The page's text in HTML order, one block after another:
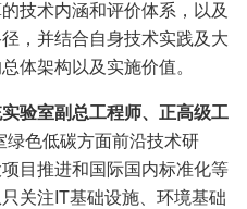
技术内涵和评价体系，以及
，并结合自身技术实践及大
体架构以及实施价值。
验室副总工程师、正高级工
绿色低碳方面前沿技术研
目推进和国际国内标准化等
关注IT基础设施、环境基础